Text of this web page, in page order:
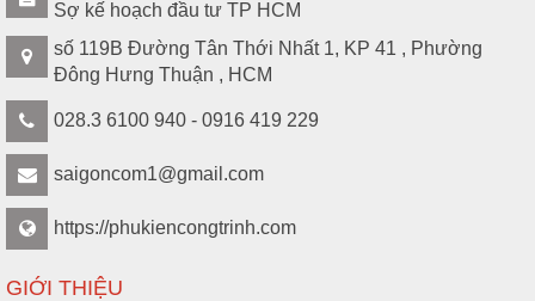
Sợ kế hoạch đầu tư TP HCM
số 119B Đường Tân Thới Nhất 1, KP 41 , Phường
Đông Hưng Thuận , HCM
028.3 6100 940 - 0916 419 229
saigoncom1@gmail.com
https://phukiencongtrinh.com
GIỚI THIỆU